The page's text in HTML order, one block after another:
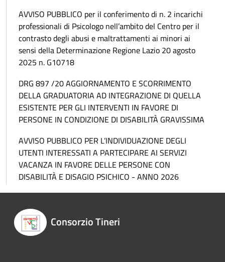
AVVISO PUBBLICO per il conferimento di n. 2 incarichi
professionali di Psicologo nell’ambito del Centro per il
contrasto degli abusi e maltrattamenti ai minori ai
sensi della Determinazione Regione Lazio 20 agosto
2025 n. G10718
DRG 897 /20 AGGIORNAMENTO E SCORRIMENTO
DELLA GRADUATORIA AD INTEGRAZIONE DI QUELLA
ESISTENTE PER GLI INTERVENTI IN FAVORE DI
PERSONE IN CONDIZIONE DI DISABILITÀ GRAVISSIMA
AVVISO PUBBLICO PER L’INDIVIDUAZIONE DEGLI
UTENTI INTERESSATI A PARTECIPARE AI SERVIZI
VACANZA IN FAVORE DELLE PERSONE CON
DISABILITÀ E DISAGIO PSICHICO - ANNO 2026
Consorzio Tineri